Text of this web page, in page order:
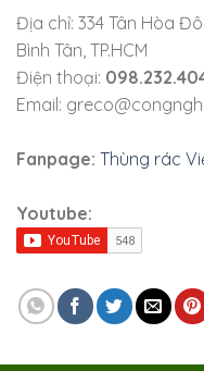
Địa chỉ: 334 Tân Hòa
Bình Tân, TP.HCM
Điện thoại:
Email:
Fanpage: Thùng rác
Youtube: